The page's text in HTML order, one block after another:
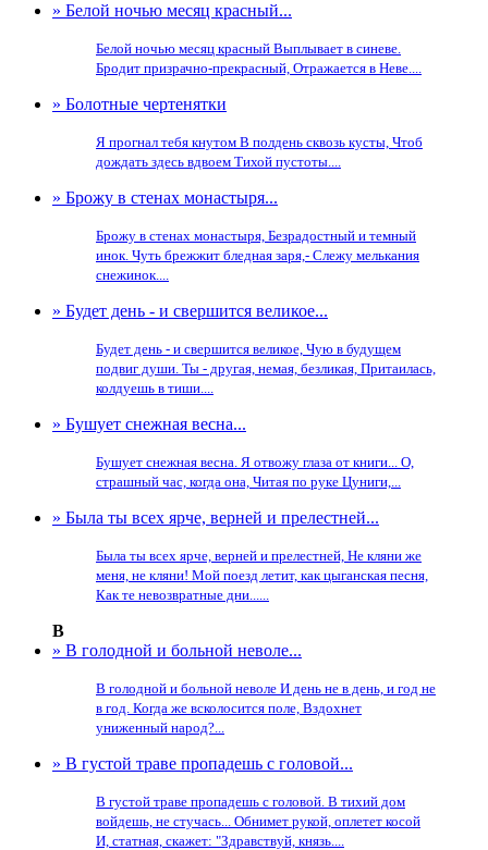
» Белой ночью месяц красный...
Белой ночью месяц красный Выплывает в синеве.
Бродит призрачно-прекрасный, Отражается в Неве....
» Болотные чертенятки
Я прогнал тебя кнутом В полдень сквозь кусты, Чтоб
дождать здесь вдвоем Тихой пустоты....
» Брожу в стенах монастыря...
Брожу в стенах монастыря, Безрадостный и темный
инок. Чуть брежжит бледная заря,- Слежу мелькания
снежинок....
» Будет день - и свершится великое...
Будет день - и свершится великое, Чую в будущем
подвиг души. Ты - другая, немая, безликая, Притаилась,
колдуешь в тиши....
» Бушует снежная весна...
Бушует снежная весна. Я отвожу глаза от книги... О,
страшный час, когда она, Читая по руке Цуниги,...
» Была ты всех ярче, верней и прелестней...
Была ты всех ярче, верней и прелестней, Не кляни же
меня, не кляни! Мой поезд летит, как цыганская песня,
Как те невозвратные дни......
В
» В голодной и больной неволе...
В голодной и больной неволе И день не в день, и год не
в год. Когда же всколосится поле, Вздохнет
униженный народ?...
» В густой траве пропадешь с головой...
В густой траве пропадешь с головой. В тихий дом
войдешь, не стучась... Обнимет рукой, оплетет косой
И, статная, скажет: "Здравствуй, князь....